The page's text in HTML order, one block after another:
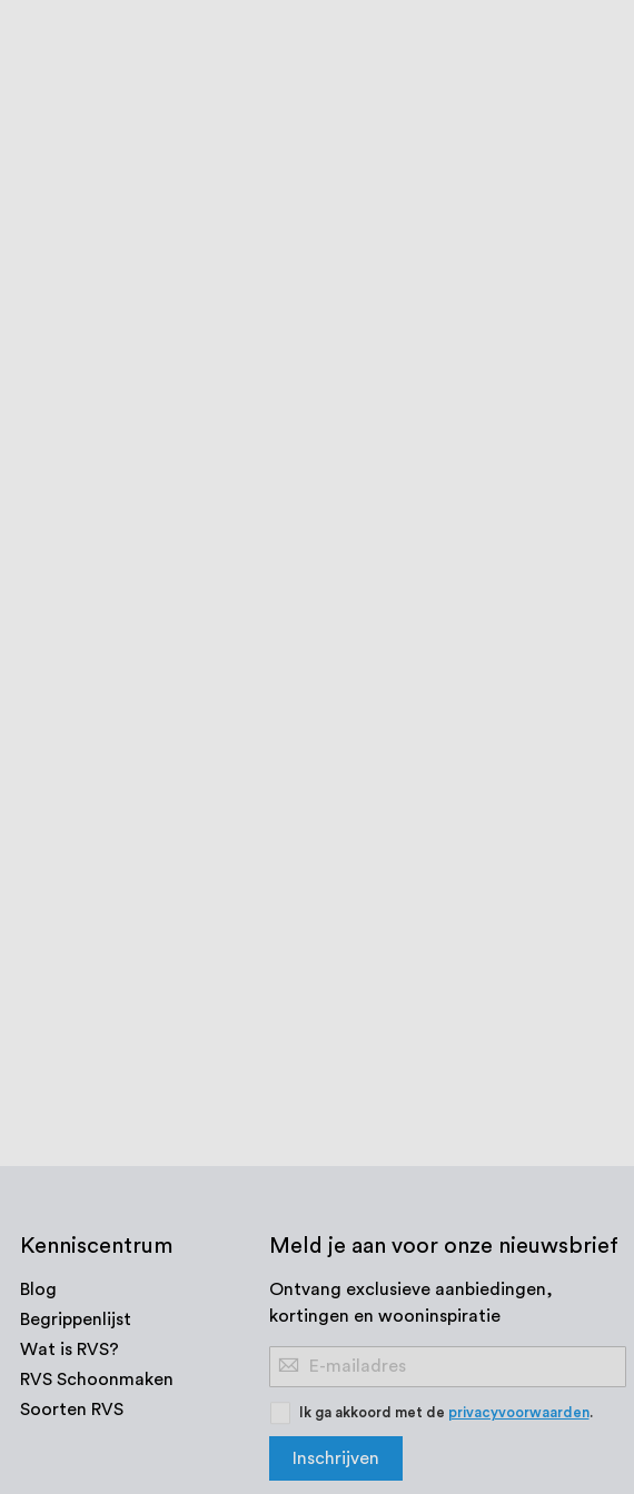
Kenniscentrum
Blog
Begrippenlijst
Wat is RVS?
RVS Schoonmaken
Soorten RVS
Meld je aan voor onze nieuwsbrief
Ontvang exclusieve aanbiedingen,
kortingen en wooninspiratie
Abonneer
u
onze
nieuwsbrief
Ik ga akkoord met de privacyvoorwaarden.
Inschrijven